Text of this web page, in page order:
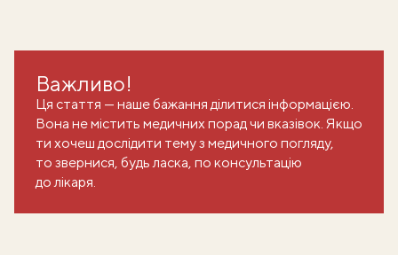
Важливо!
Ця стаття — наше бажання ділитися інформацією.
Вона не містить медичних порад чи вказівок. Якщо
ти хочеш дослідити тему з медичного погляду,
то звернися, будь ласка, по консультацію
до лікаря.